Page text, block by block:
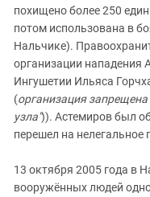
похищено более 250
потом использована в
Нальчике).
организации нападения
Ингушетии Ильяса
(организация
узла")). Астемиров был
перешел на нелегальное
13 октября 2005 года в
вооружённых людей